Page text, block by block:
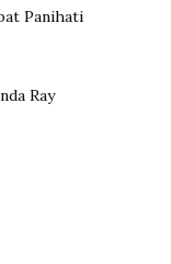
Panihati
Ray